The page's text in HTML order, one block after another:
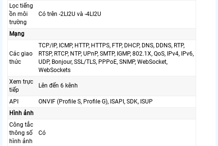
Lọc tiếng
ồn môi
trường
Có trên -2LI2U và -4LI2U
Mạng
Các giao
thức
TCP/IP, ICMP, HTTP, HTTPS, FTP, DHCP, DNS, DDNS, RTP,
RTSP, RTCP, NTP, UPnP, SMTP, IGMP, 802.1X, QoS, IPv4, IPv6,
UDP, Bonjour, SSL/TLS, PPPoE, SNMP, WebSocket,
WebSockets
Xem trực
tiếp
Lên đến 6 kênh
API
ONVIF (Profile S, Profile G), ISAPI, SDK, ISUP
Hình ảnh
Công tắc
thông số
hình ảnh
Có